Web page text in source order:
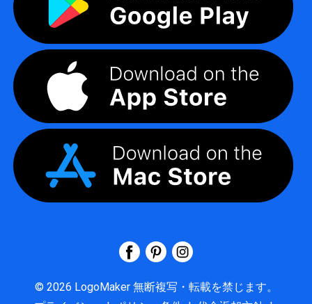
© 2026 LogoMaker 無断複写・転載を禁じます。